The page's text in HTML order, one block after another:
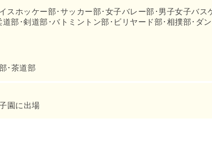
スホッケー部･サッカー部･女子バレー部･男子女子バス
部･剣道部･バトミントン部･ビリヤード部･相撲部･ダ
･茶道部
園に出場